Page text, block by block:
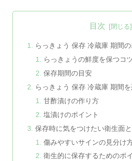
目次
らっきょう 保存 冷蔵庫 期間
らっきょうの鮮度を保つコ
保存期間の目安
らっきょう 保存 冷蔵庫 期間
甘酢漬けの作り方
塩漬けのポイント
保存時に気をつけたい衛生面
傷みやすいサインの見分け
衛生的に保存するためのポ